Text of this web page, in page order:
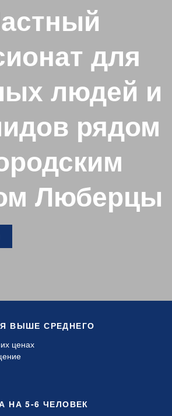
для
людей и
рядом
Люберцы
ВЫШЕ СРЕДНЕГО
ценах
НА 5-6 ЧЕЛОВЕК